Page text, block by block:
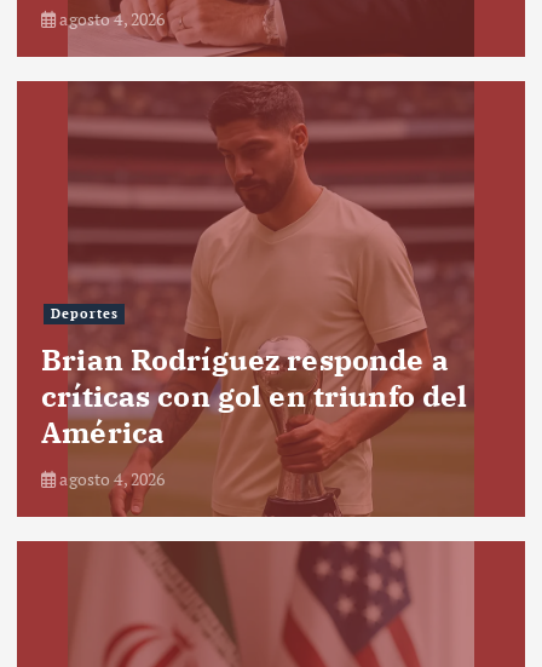
agosto 4, 2026
Deportes
Brian Rodríguez responde a
críticas con gol en triunfo del
América
agosto 4, 2026